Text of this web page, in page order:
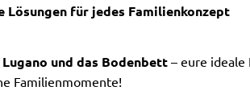
für jedes Familienkonzept
und das Bodenbett – eure ideale
Familienmomente!